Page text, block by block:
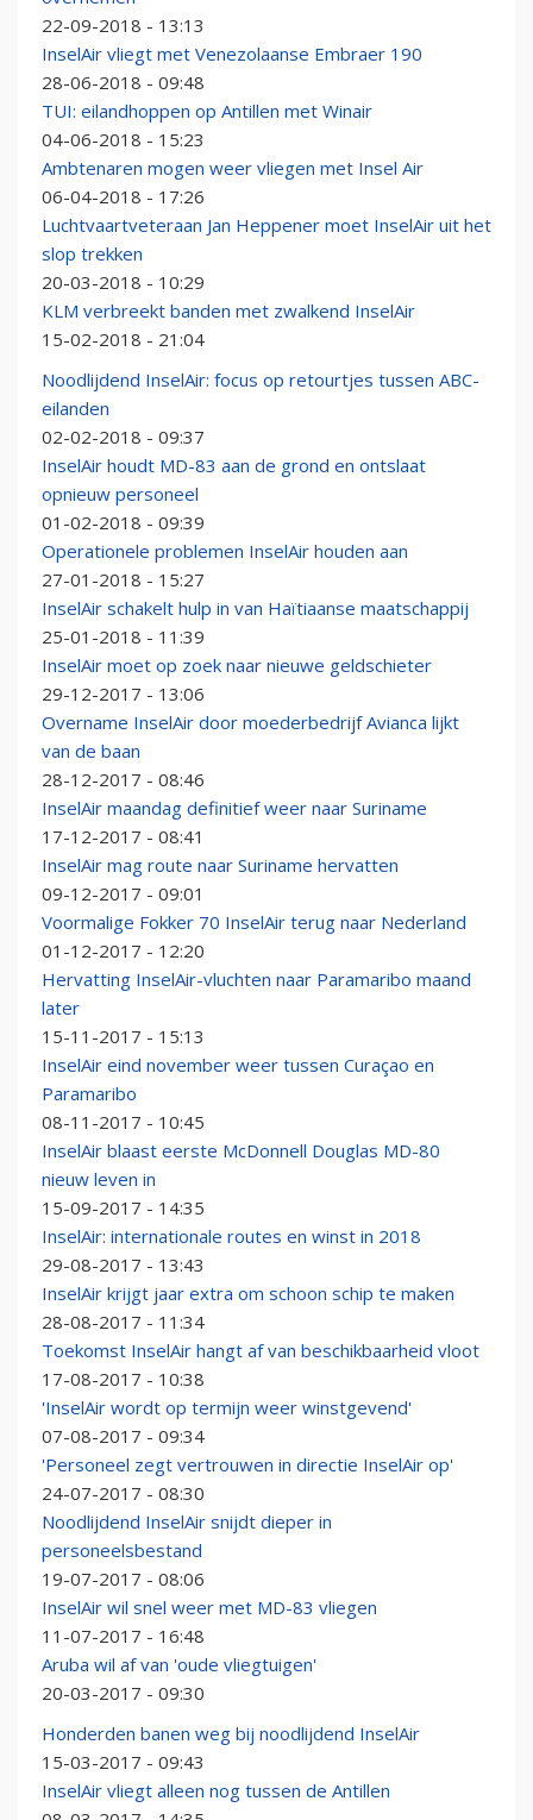
22-09-2018 - 13:13
InselAir vliegt met Venezolaanse Embraer 190
28-06-2018 - 09:48
TUI: eilandhoppen op Antillen met Winair
04-06-2018 - 15:23
Ambtenaren mogen weer vliegen met Insel Air
06-04-2018 - 17:26
Luchtvaartveteraan Jan Heppener moet InselAir uit het
slop trekken
20-03-2018 - 10:29
KLM verbreekt banden met zwalkend InselAir
15-02-2018 - 21:04
Noodlijdend InselAir: focus op retourtjes tussen ABC-
eilanden
02-02-2018 - 09:37
InselAir houdt MD-83 aan de grond en ontslaat
opnieuw personeel
01-02-2018 - 09:39
Operationele problemen InselAir houden aan
27-01-2018 - 15:27
InselAir schakelt hulp in van Haïtiaanse maatschappij
25-01-2018 - 11:39
InselAir moet op zoek naar nieuwe geldschieter
29-12-2017 - 13:06
Overname InselAir door moederbedrijf Avianca lijkt
van de baan
28-12-2017 - 08:46
InselAir maandag definitief weer naar Suriname
17-12-2017 - 08:41
InselAir mag route naar Suriname hervatten
09-12-2017 - 09:01
Voormalige Fokker 70 InselAir terug naar Nederland
01-12-2017 - 12:20
Hervatting InselAir-vluchten naar Paramaribo maand
later
15-11-2017 - 15:13
InselAir eind november weer tussen Curaçao en
Paramaribo
08-11-2017 - 10:45
InselAir blaast eerste McDonnell Douglas MD-80
nieuw leven in
15-09-2017 - 14:35
InselAir: internationale routes en winst in 2018
29-08-2017 - 13:43
InselAir krijgt jaar extra om schoon schip te maken
28-08-2017 - 11:34
Toekomst InselAir hangt af van beschikbaarheid vloot
17-08-2017 - 10:38
'InselAir wordt op termijn weer winstgevend'
07-08-2017 - 09:34
'Personeel zegt vertrouwen in directie InselAir op'
24-07-2017 - 08:30
Noodlijdend InselAir snijdt dieper in
personeelsbestand
19-07-2017 - 08:06
InselAir wil snel weer met MD-83 vliegen
11-07-2017 - 16:48
Aruba wil af van 'oude vliegtuigen'
20-03-2017 - 09:30
Honderden banen weg bij noodlijdend InselAir
15-03-2017 - 09:43
InselAir vliegt alleen nog tussen de Antillen